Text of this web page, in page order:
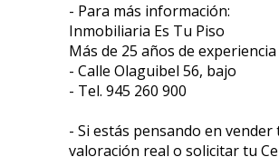
- Para más información:
Inmobiliaria Es Tu Piso
Más de 25 años de
- Calle Olaguibel 56, bajo
- Tel. 945 260 900
- Si estás pensando en
valoración real o solicitar tu